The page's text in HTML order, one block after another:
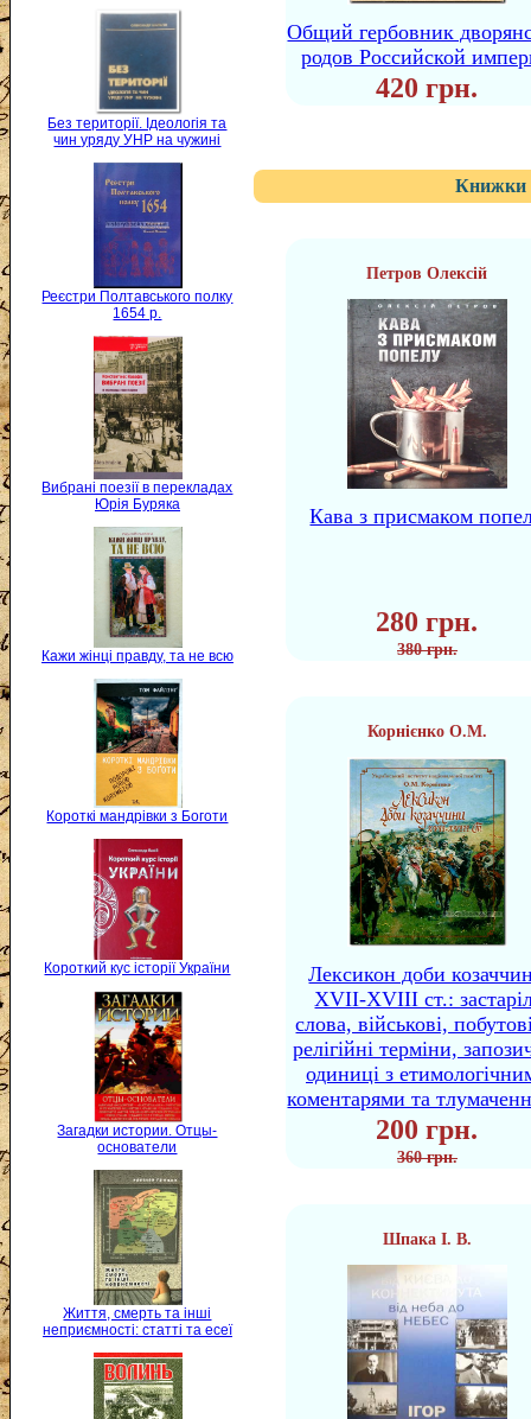
Без території. Ідеологія та
чин уряду УНР на чужині
Реєстри Полтавського полку
1654 р.
Вибрані поезії в перекладах
Юрія Буряка
Кажи жінці правду, та не всю
Короткі мандрівки з Боготи
Короткий кус історії України
Загадки истории. Отцы-
основатели
Життя, смерть та інші
неприємності: статті та есеї
Общий гербовник
родов Российской
420 грн.
Книжки
Петров Олексій
Кава з присмаком
280 грн.
380 грн.
Корнієнко О.М.
Лексикон доби
XVII-XVIII ст.:
слова, військові,
релігійні терміни,
одиниці з
коментарями та
200 грн.
360 грн.
Шпака І. В.